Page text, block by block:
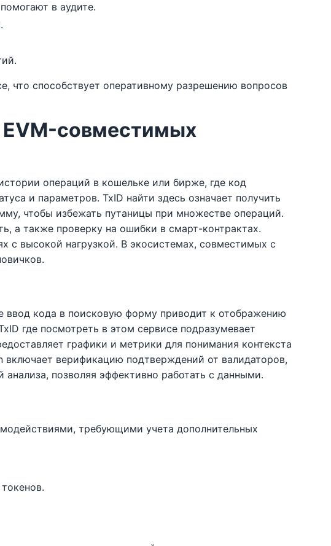
в аудите.
что способствует оперативному разрешению вопросов
EVM-совместимых
операций в кошельке или бирже, где код
и параметров. TxID найти здесь означает получить
чтобы избежать путаницы при множестве операций.
а также проверку на ошибки в смарт-контрактах.
с высокой нагрузкой. В экосистемах, совместимых с
ввод кода в поисковую форму приводит к отображению
где посмотреть в этом сервисе подразумевает
графики и метрики для понимания контекста
верификацию подтверждений от валидаторов,
позволяя эффективно работать с данными.
требующими учета дополнительных